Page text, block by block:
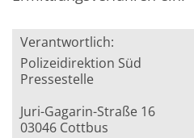
Verantwortlich:
Polizeidirektion Süd
Pressestelle
Juri-Gagarin-Straße 16
03046 Cottbus